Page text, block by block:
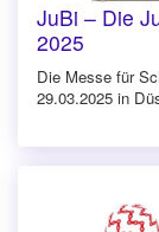
JuBi – Die
2025
Die Messe für
29.03.2025 in